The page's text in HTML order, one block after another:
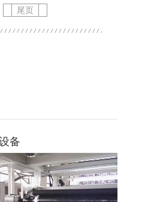
尾页